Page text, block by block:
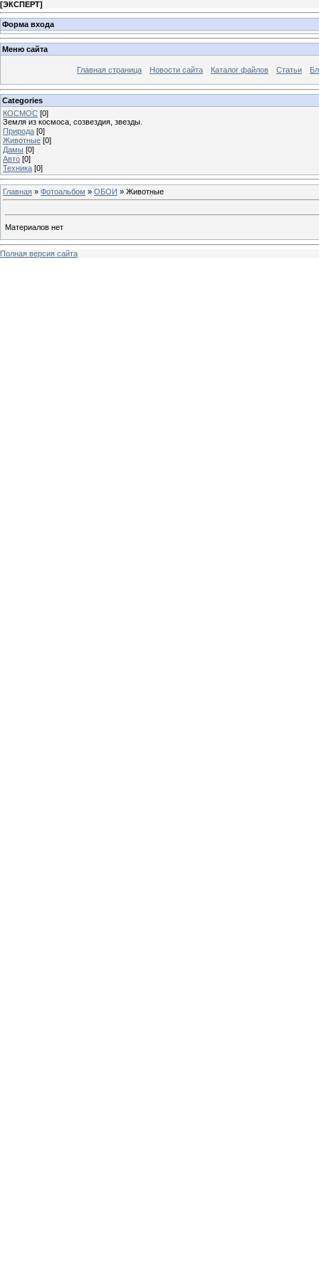
[ЭКСПЕРТ]
Форма входа
Меню сайта
Главная страница Новости сайта Каталог файлов Статьи
Categories
КОСМОС [0]
Земля из космоса, созвездия, звезды.
Природа [0]
Животные [0]
Дамы [0]
Авто [0]
Техника [0]
Главная » Фотоальбом » ОБОИ » Животные
Материалов нет
Полная версия сайта